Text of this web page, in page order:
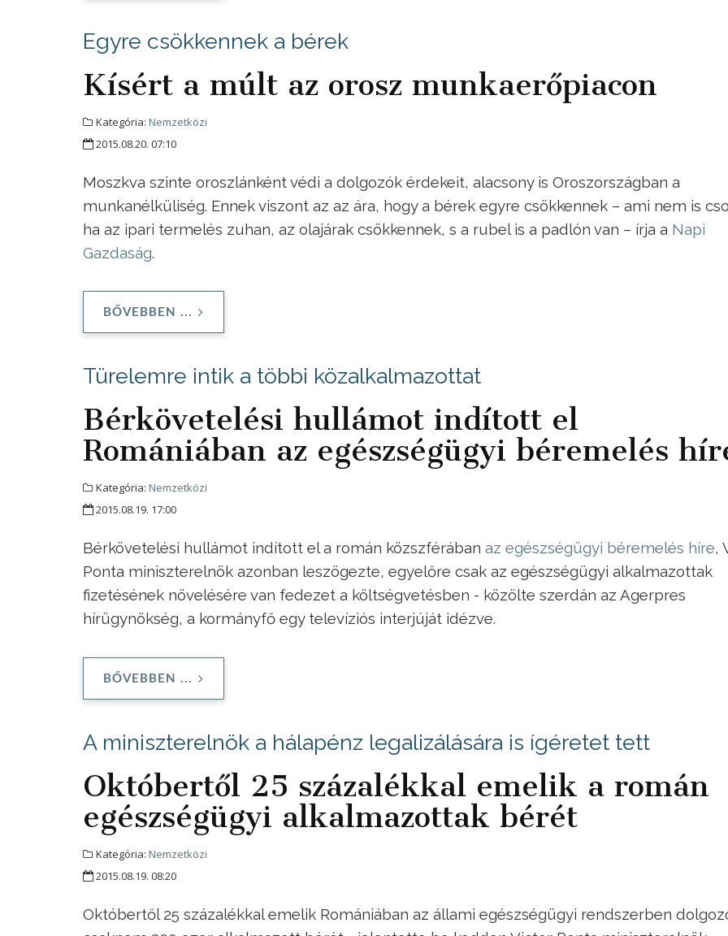
Egyre csökkennek a bérek
Kísért a múlt az orosz munkaerőpiacon
Kategória: Nemzetközi
2015.08.20. 07:10
Moszkva szinte oroszlánként védi a dolgozók érdekeit, alacsony is Oroszországban a
munkanélküliség. Ennek viszont az az ára, hogy a bérek egyre csökkennek – ami nem is
ha az ipari termelés zuhan, az olajárak csökkennek, s a rubel is a padlón van – írja a Napi
Gazdaság.
BŐVEBBEN ...
Türelemre intik a többi közalkalmazottat
Bérkövetelési hullámot indított el
Romániában az egészségügyi béremelés
Kategória: Nemzetközi
2015.08.19. 17:00
Bérkövetelési hullámot indított el a román közszférában az egészségügyi béremelés híre,
Ponta miniszterelnök azonban leszögezte, egyelőre csak az egészségügyi alkalmazottak
fizetésének növelésére van fedezet a költségvetésben - közölte szerdán az Agerpres
hírügynökség, a kormányfő egy televíziós interjúját idézve.
BŐVEBBEN ...
A miniszterelnök a hálapénz legalizálására is ígéretet tett
Októbertől 25 százalékkal emelik a román
egészségügyi alkalmazottak bérét
Kategória: Nemzetközi
2015.08.19. 08:20
Októbertől 25 százalékkal emelik Romániában az állami egészségügyi rendszerben